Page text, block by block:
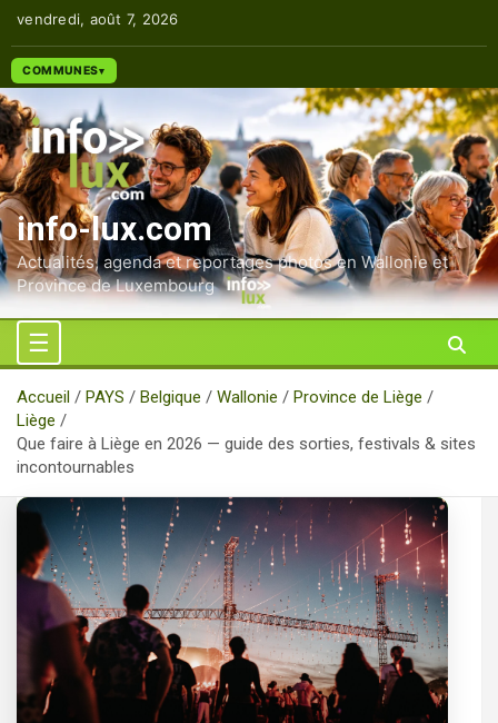
contenu
vendredi, août 7, 2026
COMMUNES
info-lux.com
Actualités, agenda et reportages photos en Wallonie et
Province de Luxembourg
Accueil PAYS Belgique Wallonie
Province de Liège
Liège
Que faire à Liège en 2026 — guide des sorties, festivals & sites
incontournables